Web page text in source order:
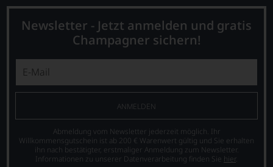
Newsletter - Jetzt anmelden und gratis
Champagner sichern!
ANMELDEN
Abmeldung vom Newsletter jederzeit möglich. Ihr
Willkommensgutschein ist ab 200 € Warenwert gültig und Sie erhalten
ihn nach bestätigter, erstmaliger Anmeldung zum Newsletter.
Informationen zu unserer Datenverarbeitung finden Sie hier.